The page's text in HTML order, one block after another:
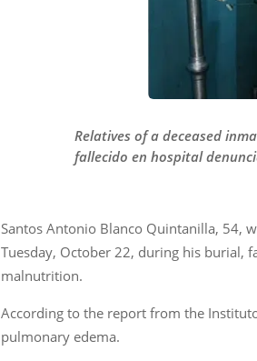
Relatives of a deceased
fallecido en hospital
Santos Antonio Blanco Quintanilla, 54,
Tuesday, October 22, during his burial,
malnutrition.
According to the report from the
pulmonary edema.